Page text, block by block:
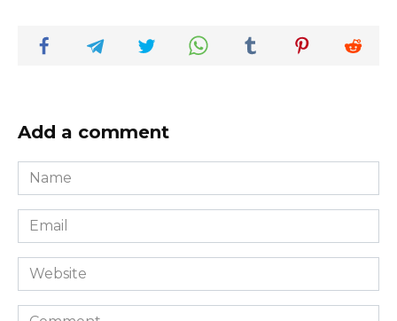
Add a comment
Name
*
Email
*
Website
Comment